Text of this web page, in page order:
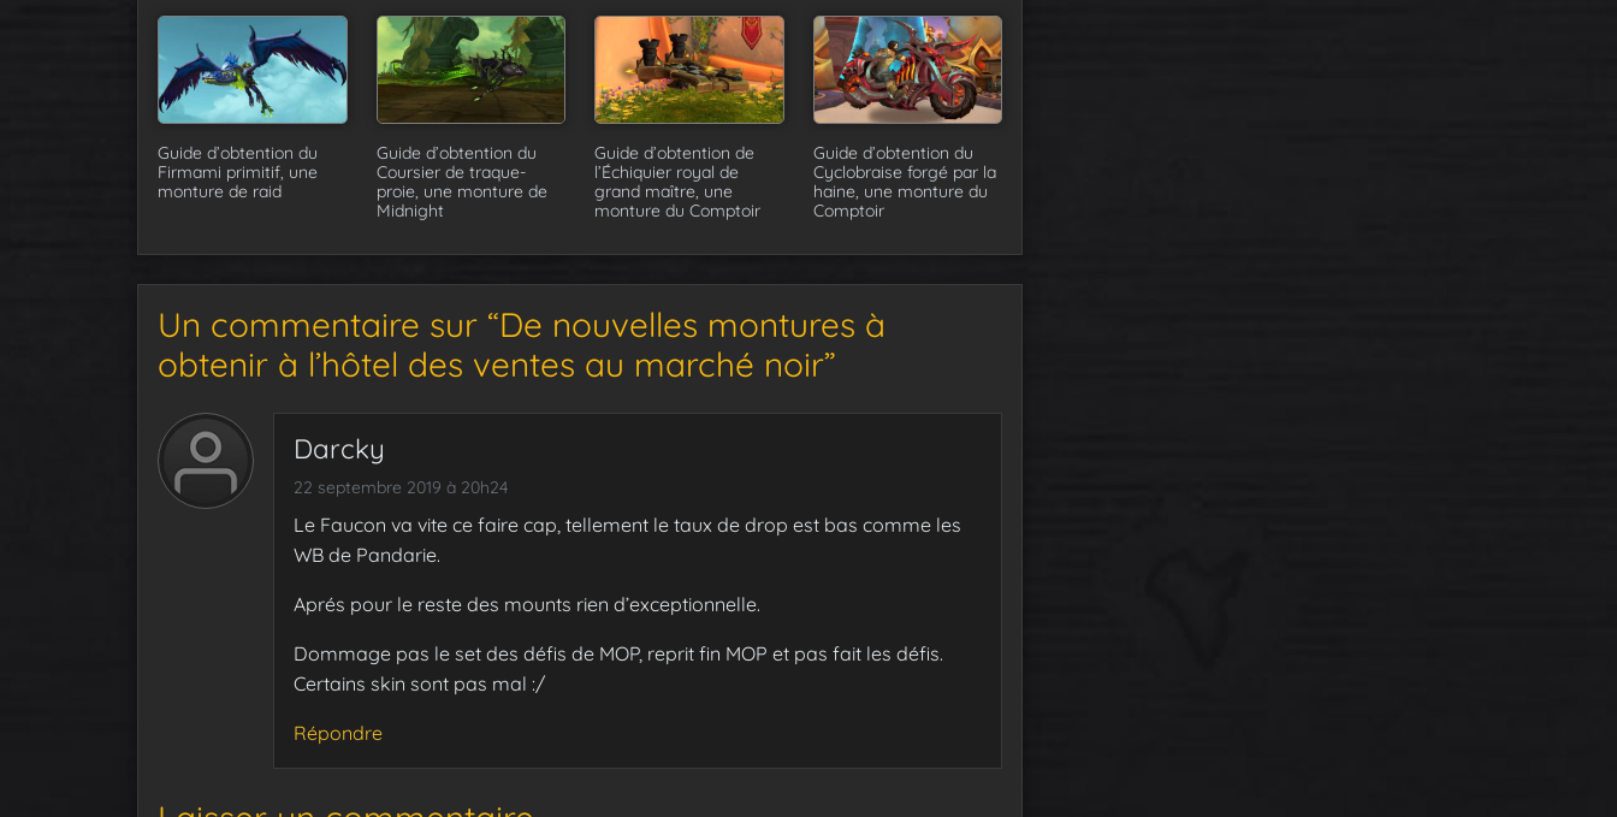
Guide d’obtention du
Firmami primitif, une
monture de raid
Guide d’obtention du
Coursier de traque-
proie, une monture de
Midnight
Guide d’obtention de
l’Échiquier royal de
grand maître, une
monture du Comptoir
Guide d’obtention du
Cyclobraise forgé par la
haine, une monture du
Comptoir
Un commentaire sur “De nouvelles montures à
obtenir à l’hôtel des ventes au marché noir”
Darcky
22 septembre 2019 à 20h24
Le Faucon va vite ce faire cap, tellement le taux de drop est bas comme les
WB de Pandarie.
Aprés pour le reste des mounts rien d’exceptionnelle.
Dommage pas le set des défis de MOP, reprit fin MOP et pas fait les défis.
Certains skin sont pas mal :/
Répondre